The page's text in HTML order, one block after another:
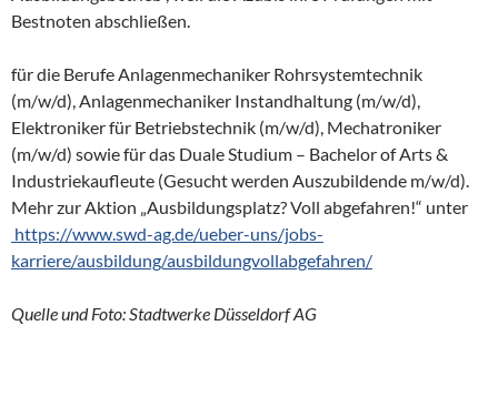
Bestnoten abschließen.
für die Berufe Anlagenmechaniker Rohrsystemtechnik
(m/w/d), Anlagenmechaniker Instandhaltung (m/w/d),
Elektroniker für Betriebstechnik (m/w/d), Mechatroniker
(m/w/d) sowie für das Duale Studium – Bachelor of Arts &
Industriekaufleute (Gesucht werden Auszubildende m/w/d).
Mehr zur Aktion „Ausbildungsplatz? Voll abgefahren!“ unter
https://www.swd-ag.de/ueber-uns/jobs-
karriere/ausbildung/ausbildungvollabgefahren/
Quelle und Foto: Stadtwerke Düsseldorf AG